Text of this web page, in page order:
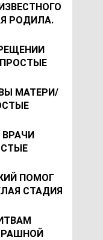
РОДИЛА.
МАТЕРИ/
ПОМОГ
СТАДИЯ